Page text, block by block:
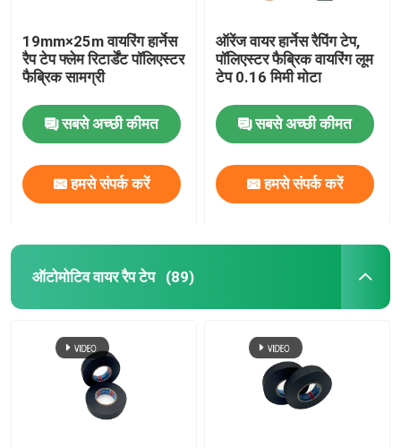
19mm×25m वायरिंग हार्नेस
रैप टेप फ्लेम रिटार्डेंट पॉलिएस्टर
फैब्रिक सामग्री
सबसे अच्छी कीमत
हमसे संपर्क करें
ऑरेंज वायर हार्नेस रैपिंग टेप,
पॉलिएस्टर फैब्रिक वायरिंग लूम
टेप 0.16 मिमी मोटा
सबसे अच्छी कीमत
हमसे संपर्क करें
ऑटोमोटिव वायर रैप टेप (89)